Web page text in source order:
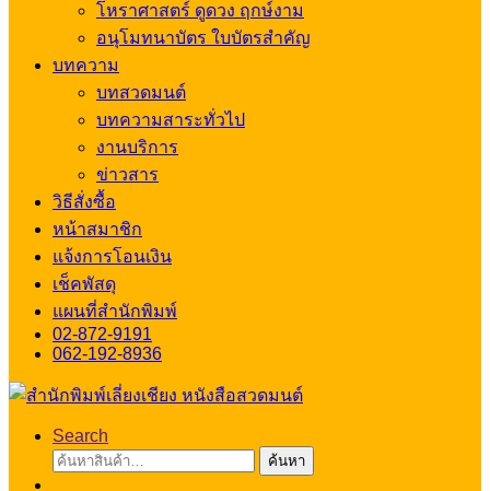
โหราศาสตร์ ดูดวง ฤกษ์งาม
อนุโมทนาบัตร ใบบัตรสำคัญ
บทความ
บทสวดมนต์
บทความสาระทั่วไป
งานบริการ
ข่าวสาร
วิธีสั่งซื้อ
หน้าสมาชิก
แจ้งการโอนเงิน
เช็คพัสดุ
แผนที่สำนักพิมพ์
02-872-9191
062-192-8936
Search
ค้นหา:
ค้นหา